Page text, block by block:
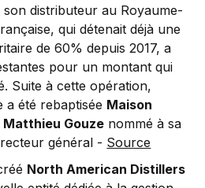
son distributeur au Royaume-
qui détenait déjà une
de 60% depuis 2017, a
pour un montant qui
Suite à cette opération,
a été rebaptisée Maison
Matthieu Gouze nommé à sa
général - Source
North American Distillers